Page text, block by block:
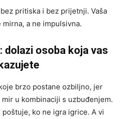
pritiska i bez prijetnji. Vaša
a ne impulsivna.
dolazi osoba koja vas
brzo postane ozbiljno, jer
u kombinaciji s uzbuđenjem.
poštuje, ko ne igra igrice. A vi